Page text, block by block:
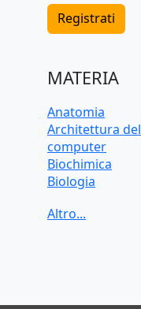
Registrati
MATERIA
Anatomia
Architettura del
computer
Biochimica
Biologia
CAD, Disegno
Diritto